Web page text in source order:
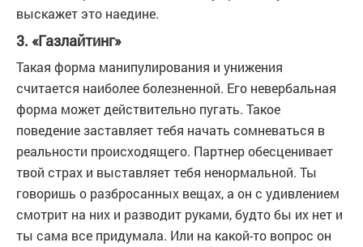
выскажет это наедине.
3. «Газлайтинг»
Такая форма манипулирования и унижения
считается наиболее болезненной. Его невербальная
форма может действительно пугать. Такое
поведение заставляет тебя начать сомневаться в
реальности происходящего. Партнер обесценивает
твой страх и выставляет тебя ненормальной. Ты
говоришь о разбросанных вещах, а он с удивлением
смотрит на них и разводит руками, будто бы их нет и
ты сама все придумала. Или на какой-то вопрос он